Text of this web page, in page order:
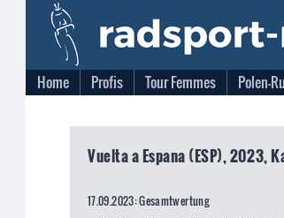
Home Profis Tour Femmes Polen-
Vuelta a Espana (ESP), 2023,
17.09.2023: Gesamtwertung